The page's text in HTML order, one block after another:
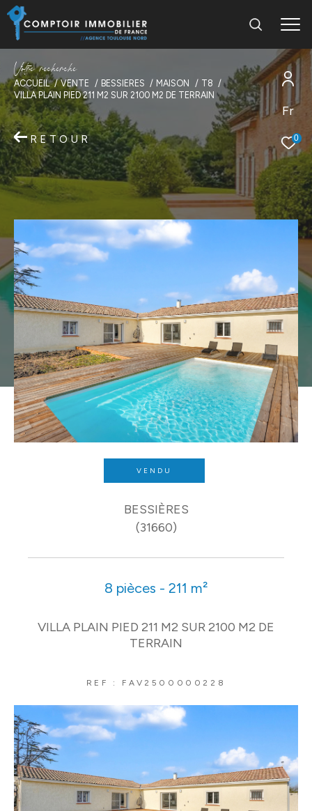
Fr
0
Votre recherche
ACCUEIL VENTE BESSIERES MAISON
T8
VILLA PLAIN PIED 211 M2 SUR 2100 M2 DE TERRAIN
RETOUR
VENDU
BESSIÈRES
(31660)
8 pièces - 211 m²
VILLA PLAIN PIED 211 M2 SUR 2100 M2 DE
TERRAIN
REF : FAV2500000228